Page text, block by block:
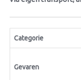
Categorie
Gevaren